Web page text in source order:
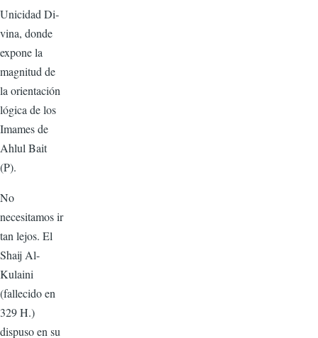
Unicidad Di­
vina, donde
expone la
magni­tud de
la orientación
lógica de los
Imames de
Ahlul Bait
(P).
No
necesitamos ir
tan lejos. El
Shaij Al-
Kulaini
(fallecido en
329 H.)
dispuso en su